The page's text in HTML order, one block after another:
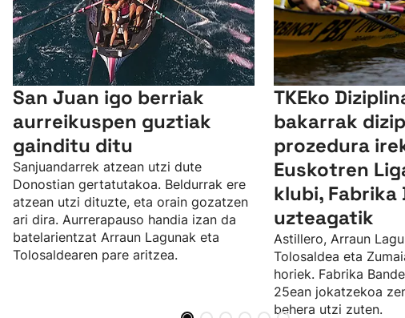
San Juan igo berriak
aurreikuspen guztiak
gainditu ditu
Sanjuandarrek atzean utzi dute
Donostian gertatutakoa. Beldurrak ere
atzean utzi dituzte, eta orain gozatzen
ari dira. Aurrerapauso handia izan da
batelarientzat Arraun Lagunak eta
Tolosaldearen pare aritzea.
TKEko
bakarrak
prozedura
Euskotren
klubi, Fabrika
uzteagatik
Astillero, Arraun
Tolosaldea eta
horiek. Fabrika
25ean jokatzekoa
behera utzi zuten.